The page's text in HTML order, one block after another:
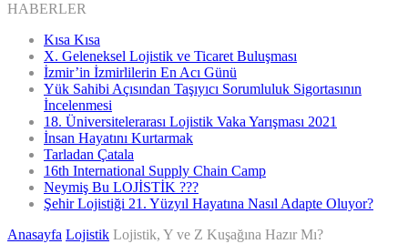
HABERLER
Kısa Kısa
X. Geleneksel Lojistik ve Ticaret Buluşması
İzmir’in İzmirlilerin En Acı Günü
Yük Sahibi Açısından Taşıyıcı Sorumluluk Sigortasının
İncelenmesi
18. Üniversitelerarası Lojistik Vaka Yarışması 2021
İnsan Hayatını Kurtarmak
Tarladan Çatala
16th International Supply Chain Camp
Neymiş Bu LOJİSTİK ???
Şehir Lojistiği 21. Yüzyıl Hayatına Nasıl Adapte Oluyor?
Anasayfa Lojistik Lojistik, Y ve Z Kuşağına Hazır Mı?